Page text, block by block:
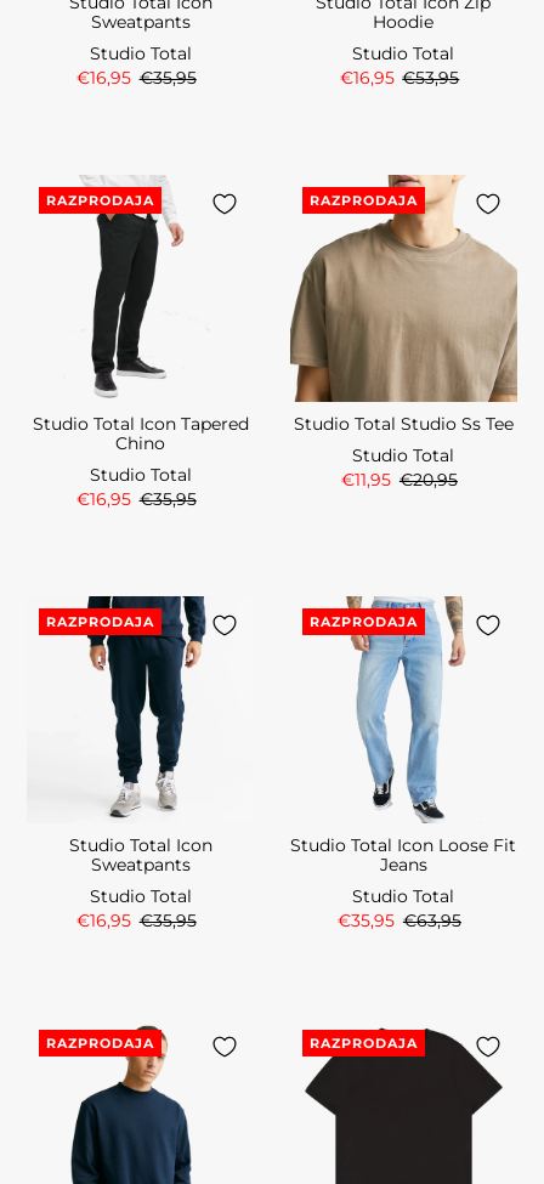
Sweatpants
Studio Total
€16,95 €35,95
Hoodie
Studio Total
€16,95 €53,95
RAZPRODAJA
Studio Total Icon Tapered
Chino
Studio Total
€16,95 €35,95
RAZPRODAJA
Studio Total Studio Ss Tee
Studio Total
€11,95 €20,95
RAZPRODAJA
Studio Total Icon
Sweatpants
Studio Total
€16,95 €35,95
RAZPRODAJA
Studio Total Icon Loose Fit
Jeans
Studio Total
€35,95 €63,95
RAZPRODAJA RAZPRODAJA